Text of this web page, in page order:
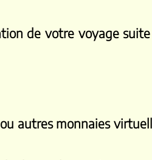
de votre voyage suite
autres monnaies